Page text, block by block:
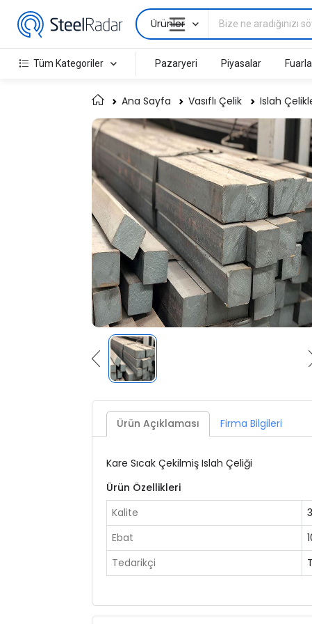
Ürünler
Tüm Kategoriler Pazaryeri Piyasalar
Ana Sayfa Vasıflı Çelik Islah
Ürün Açıklaması Firma Bilgileri
Kare Sıcak Çekilmiş Islah Çeliği
Ürün Özellikleri
Kalite
Ebat
Tedarikçi